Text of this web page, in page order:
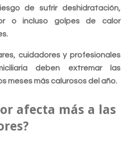
de sufrir deshidratación,
o incluso golpes de calor
cuidadores y profesionales
deben extremar las
meses más calurosos del año.
afecta más a las